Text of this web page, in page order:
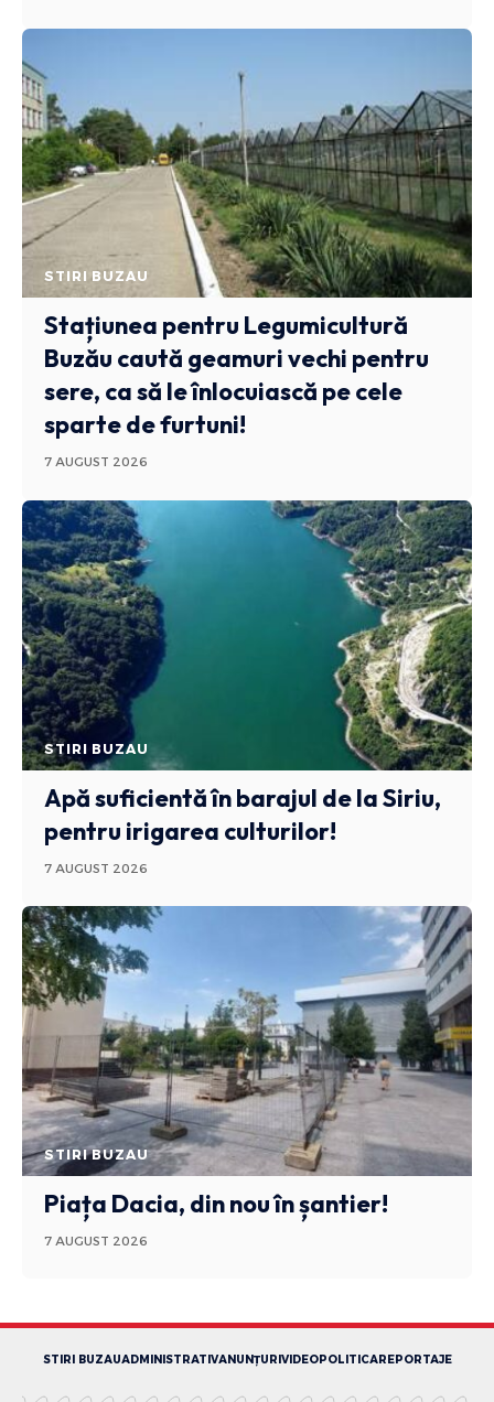
STIRI BUZAU
Stațiunea pentru Legumicultură
Buzău caută geamuri vechi pentru
sere, ca să le înlocuiască pe cele
sparte de furtuni!
7 AUGUST 2026
STIRI BUZAU
Apă suficientă în barajul de la Siriu,
pentru irigarea culturilor!
7 AUGUST 2026
STIRI BUZAU
Piața Dacia, din nou în șantier!
7 AUGUST 2026
STIRI BUZAUADMINISTRATIVANUNȚURI VIDEOPOLITICAREPORTAJE